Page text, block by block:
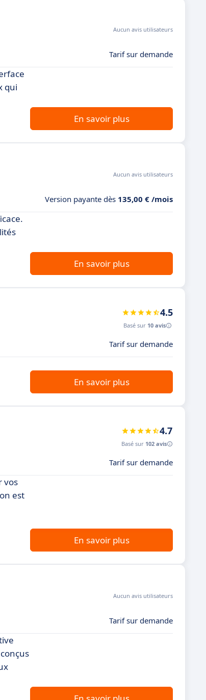
Aucun avis utilisateurs
Tarif sur demande
qui
En savoir plus
Aucun avis utilisateurs
Version payante dès 135,00 € /mois
En savoir plus
4.5
Basé sur 10 avis
Tarif sur demande
En savoir plus
4.7
Basé sur 102 avis
Tarif sur demande
vos
est
En savoir plus
Aucun avis utilisateurs
Tarif sur demande